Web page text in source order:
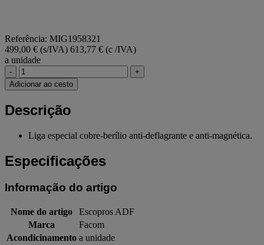
Referência: MIG1958321
499,00 € (s/IVA) 613,77 € (c /IVA)
a unidade
-
+
Adicionar ao cesto
Descrição
Liga especial cobre-berílio anti-deflagrante e anti-magnética.
Especificações
Informação do artigo
Nome do artigo
Escopros ADF
Marca
Facom
Acondicinamento a unidade